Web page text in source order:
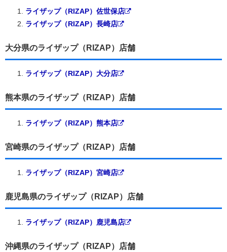
ライザップ（RIZAP）佐世保店
ライザップ（RIZAP）長崎店
大分県のライザップ（RIZAP）店舗
ライザップ（RIZAP）大分店
熊本県のライザップ（RIZAP）店舗
ライザップ（RIZAP）熊本店
宮崎県のライザップ（RIZAP）店舗
ライザップ（RIZAP）宮崎店
鹿児島県のライザップ（RIZAP）店舗
ライザップ（RIZAP）鹿児島店
沖縄県のライザップ（RIZAP）店舗